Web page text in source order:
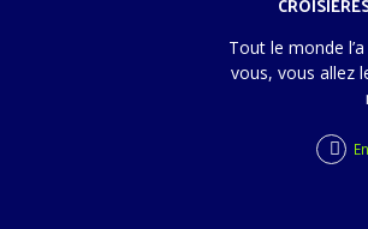
Tout le monde
vous, vous allez